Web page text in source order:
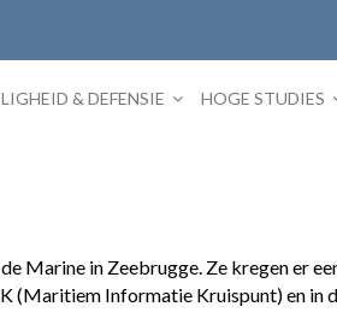
& DEFENSIE HOGE STUDIES
Marine in Zeebrugge. Ze kregen er
Informatie Kruispunt) en in